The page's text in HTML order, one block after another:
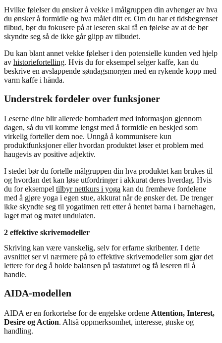
Hvilke følelser du ønsker å vekke i målgruppen din avhenger av hva
du ønsker å formidle og hva målet ditt er. Om du har et tidsbegrenset
tilbud, bør du fokusere på at leseren skal få en følelse av at de bør
skyndte seg så de ikke går glipp av tilbudet.
Du kan blant annet vekke følelser i den potensielle kunden ved hjelp
av historiefortelling. Hvis du for eksempel selger kaffe, kan du
beskrive en avslappende søndagsmorgen med en rykende kopp med
varm kaffe i hånda.
Understrek fordeler over funksjoner
Leserne dine blir allerede bombadert med informasjon gjennom
dagen, så du vil komme lengst med å formidle en beskjed som
virkelig forteller dem noe. Unngå å kommunisere kun
produktfunksjoner eller hvordan produktet løser et problem med
haugevis av positive adjektiv.
I stedet bør du fortelle målgruppen din hva produktet kan brukes til
og hvordan det kan løse utfordringer i akkurat deres hverdag. Hvis
du for eksempel tilbyr nettkurs i yoga kan du fremheve fordelene
med å gjøre yoga i egen stue, akkurat når de ønsker det. De trenger
ikke skyndte seg til yogatimen rett etter å hentet barna i barnehagen,
laget mat og matet undulaten.
2 effektive skrivemodeller
Skriving kan være vanskelig, selv for erfarne skribenter. I dette
avsnittet ser vi nærmere på to effektive skrivemodeller som gjør det
lettere for deg å holde balansen på tastaturet og få leseren til å
handle.
AIDA-modellen
AIDA er en forkortelse for de engelske ordene Attention, Interest,
Desire og Action. Altså oppmerksomhet, interesse, ønske og
handling.